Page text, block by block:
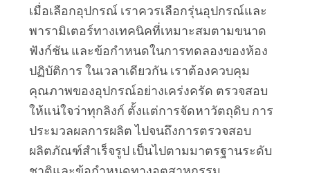
เมื่อเลือกอุปกรณ์ เราควรเลือกรุ่นอุปกรณ์และ
พารามิเตอร์ทางเทคนิคที่เหมาะสมตามขนาด
ฟังก์ชัน และข้อกำหนดในการทดลองของห้อง
ปฏิบัติการ ในเวลาเดียวกัน เราต้องควบคุม
คุณภาพของอุปกรณ์อย่างเคร่งครัด ตรวจสอบ
ให้แน่ใจว่าทุกลิงก์ ตั้งแต่การจัดหาวัตถุดิบ การ
ประมวลผลการผลิต ไปจนถึงการตรวจสอบ
ผลิตภัณฑ์สำเร็จรูป เป็นไปตามมาตรฐานระดับ